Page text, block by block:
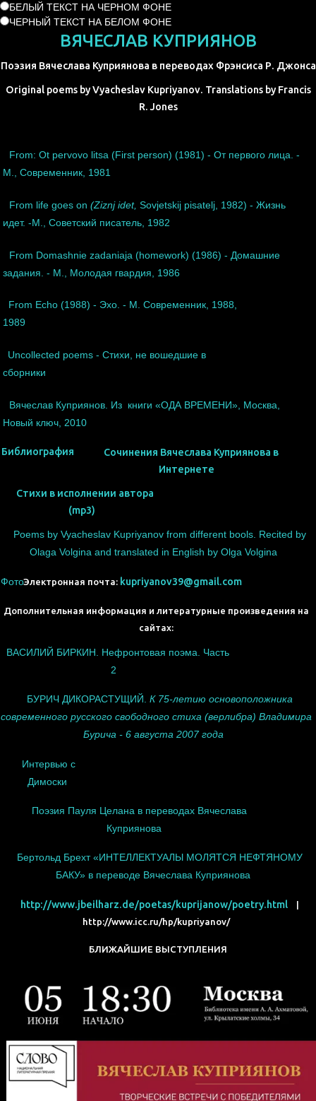
БЕЛЫЙ ТЕКСТ НА ЧЕРНОМ ФОНЕ
ЧЕРНЫЙ ТЕКСТ НА БЕЛОМ ФОНЕ
ВЯЧЕСЛАВ КУПРИЯНОВ
Поэзия Вячеслава Куприянова в переводах Фрэнсиса Р. Джонса
Original poems by Vyacheslav Kupriyanov. Translations by Francis
R. Jones
From: Ot pervovo litsa (First person) (1981) - От первого лица. -
М., Современник, 1981
From life goes on(Ziznj idet,Sovjetskij pisatelj, 1982) - Жизнь
идет. -М., Советский писатель, 1982
From Domashnie zadaniaja (homework) (1986) - Домашние
задания. - М., Молодая гвардия, 1986
From Echo (1988) - Эхо. - М. Современник, 1988,
1989
Uncollected poems - Стихи, не вошедшие в
сборники
Вячеслав Куприянов. Из книги «ОДА ВРЕМЕНИ», Москва,
Новый ключ, 2010
Библиография
Сочинения Вячеслава Куприянова в
Интернете
Стихи в исполнении автора
(mp3)
Poems by Vyacheslav Kupriyanov from different bools. Recited by
Olaga Volgina and translated in English by Olga Volgina
ФотоЭлектронная почта: kupriyanov39@gmail.com
Дополнительная информация и литературные произведения на
сайтах:
ВАСИЛИЙ БИРКИН. Нефронтовая поэма. Часть
2
БУРИЧ ДИКОРАСТУЩИЙ. К 75-летию основоположника
современного русского свободного стиха (верлибра) Владимира
Бурича - 6 августа 2007 года
Интервью с
Димоски
Поэзия Пауля Целана в переводах Вячеслава
Куприянова
Бертольд Брехт «ИНТЕЛЛЕКТУАЛЫ МОЛЯТСЯ НЕФТЯНОМУ
БАКУ» в переводе Вячеслава Куприянова
http://www.jbeilharz.de/poetas/kuprijanow/poetry.html
|
http://www.icc.ru/hp/kupriyanov/
БЛИЖАЙШИЕ ВЫСТУПЛЕНИЯ